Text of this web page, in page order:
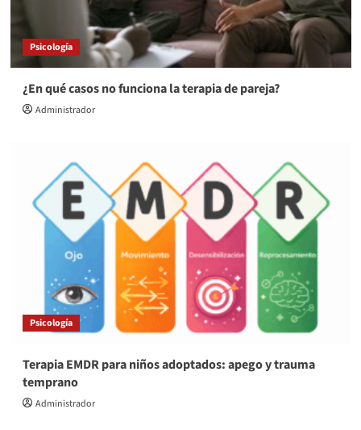
Psicología
¿En qué casos no funciona la terapia de pareja?
Administrador
Psicología
Terapia EMDR para niños adoptados: apego y trauma
temprano
Administrador